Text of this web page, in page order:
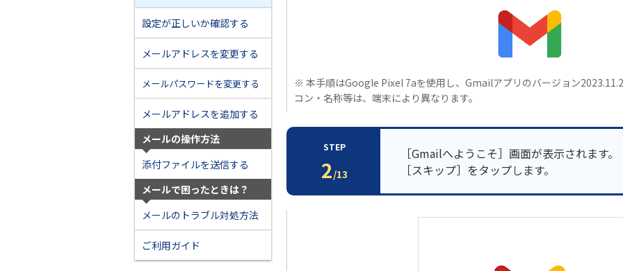
設定が正しいか確認する
メールアドレスを変更する
メールパスワードを変更する
メールアドレスを追加する
メールの操作方法
添付ファイルを送信する
メールで困ったときは？
メールのトラブル対処方法
ご利用ガイド
※ 本手順はGoogle Pixel 7aを使用し、Gmailアプリのバージョン
コン・名称等は、端末により異なります。
STEP
2/13
［Gmailへようこそ］画面が表示されます。
［スキップ］をタップします。